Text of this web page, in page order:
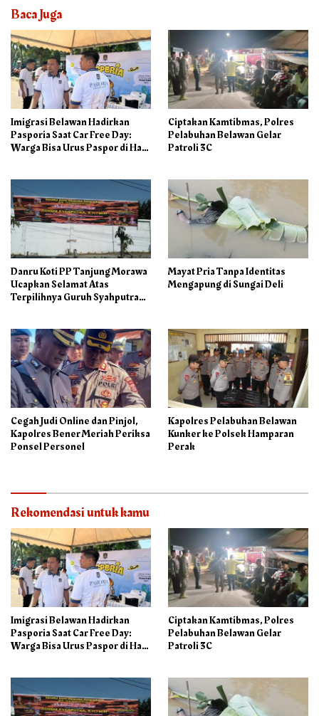
Baca Juga
Imigrasi Belawan Hadirkan
Pasporia Saat Car Free Day:
Warga Bisa Urus Paspor di Hari
Ciptakan Kamtibmas, Polres
Pelabuhan Belawan Gelar
Patroli 3C
Danru Koti PP Tanjung Morawa
Ucapkan Selamat Atas
Terpilihnya Guruh Syahputra
Mayat Pria Tanpa Identitas
Mengapung di Sungai Deli
Cegah Judi Online dan Pinjol,
Kapolres Bener Meriah Periksa
Ponsel Personel
Kapolres Pelabuhan Belawan
Kunker ke Polsek Hamparan
Perak
Rekomendasi untuk kamu
Imigrasi Belawan Hadirkan
Pasporia Saat Car Free Day:
Warga Bisa Urus Paspor di Hari
Ciptakan Kamtibmas, Polres
Pelabuhan Belawan Gelar
Patroli 3C